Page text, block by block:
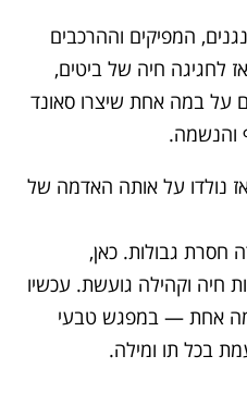
המפיקים וההרכבים
לחגיגה חיה של ביטים,
על במה אחת שיצרו סאונד
והנשמה.
נולדו על אותה האדמה של
חסרת גבולות. כאן,
חיה וקהילה גועשת. עכשיו
אחת — במפגש טבעי
בכל תו ומילה.